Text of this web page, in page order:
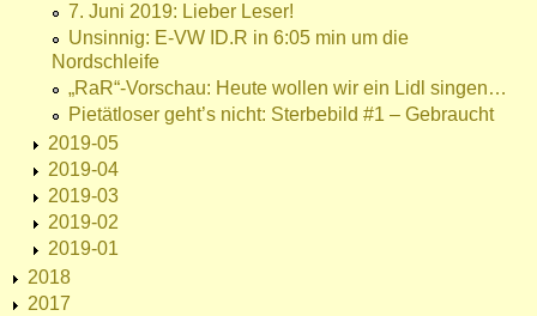
7. Juni 2019: Lieber Leser!
Unsinnig: E-VW ID.R in 6:05 min um die
Nordschleife
„RaR“-Vorschau: Heute wollen wir ein Lidl singen…
Pietätloser geht’s nicht: Sterbebild #1 – Gebraucht
2019-05
2019-04
2019-03
2019-02
2019-01
2018
2017